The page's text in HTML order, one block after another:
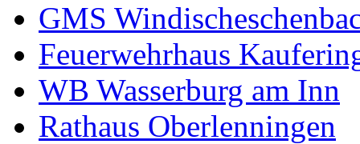
GMS
Feuerwehrhaus
WB Wasserburg am Inn
Rathaus Oberlenningen